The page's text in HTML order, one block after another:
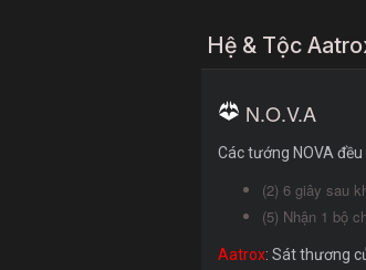
Hệ & Tộc
N.O.V.A
Các tướng NOVA
(2) 6 giây sau
(5) Nhận 1 bộ
Aatrox: Sát thương